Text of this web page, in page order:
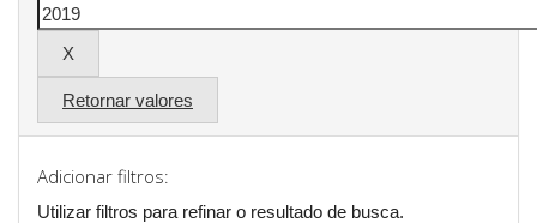
Retornar valores
Adicionar filtros:
Utilizar filtros para refinar o resultado de busca.